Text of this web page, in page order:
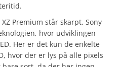
Premium står skarpt. Sony
hvor udviklingen
Her er det kun de enkelte
hvor der er lys på alle pixels